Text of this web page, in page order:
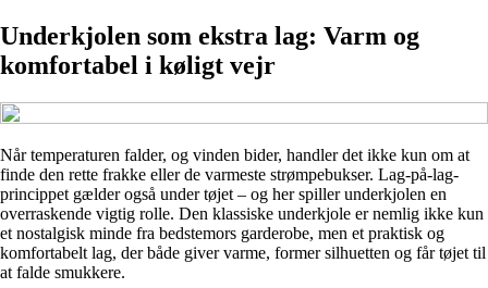
Underkjolen som ekstra lag: Varm og
komfortabel i køligt vejr
Når temperaturen falder, og vinden bider, handler det ikke kun om at
finde den rette frakke eller de varmeste strømpebukser. Lag-på-lag-
princippet gælder også under tøjet – og her spiller underkjolen en
overraskende vigtig rolle. Den klassiske underkjole er nemlig ikke kun
et nostalgisk minde fra bedstemors garderobe, men et praktisk og
komfortabelt lag, der både giver varme, former silhuetten og får tøjet til
at falde smukkere.